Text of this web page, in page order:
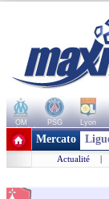
OM PSG Lyon
+ de clubs
Mercato
Actualité |